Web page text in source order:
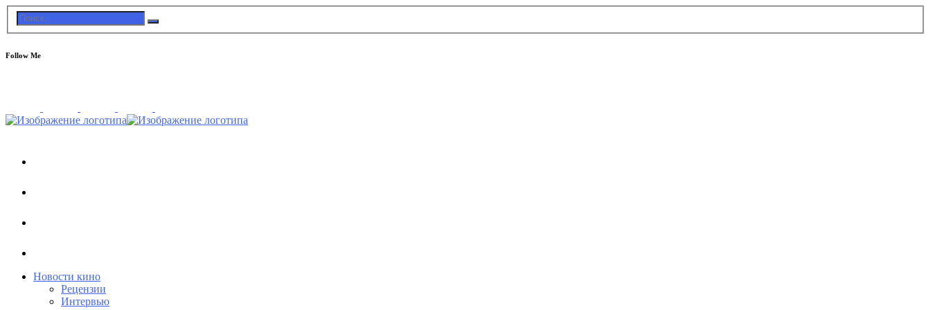
Follow Me
Новости кино
Рецензии
Интервью